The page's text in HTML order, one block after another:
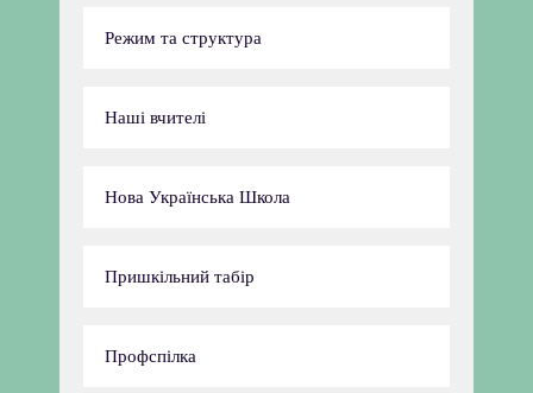
Режим та структура
Наші вчителі
Нова Українська Школа
Пришкільний табір
Профспілка